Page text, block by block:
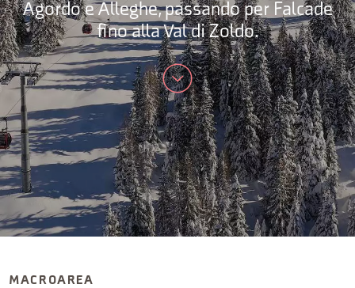
Agordo e Alleghe, passando per Falcade
fino alla Val di Zoldo.
MACROAREA